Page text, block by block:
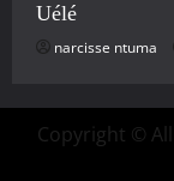
Uélé
narcisse ntuma
Copyright ©